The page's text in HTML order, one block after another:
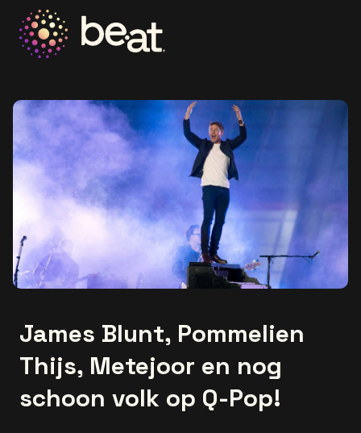
James Blunt, Pommelien
Thijs, Metejoor en nog
schoon volk op Q-Pop!